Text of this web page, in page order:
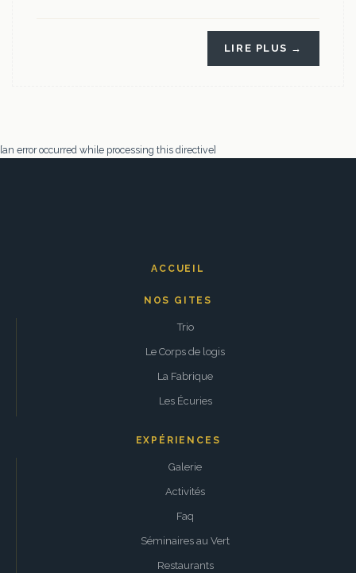
LIRE PLUS →
[an error occurred while processing this directive]
ACCUEIL
NOS GITES
Trio
Le Corps de logis
La Fabrique
Les Écuries
EXPÉRIENCES
Galerie
Activités
Faq
Séminaires au Vert
Restaurants